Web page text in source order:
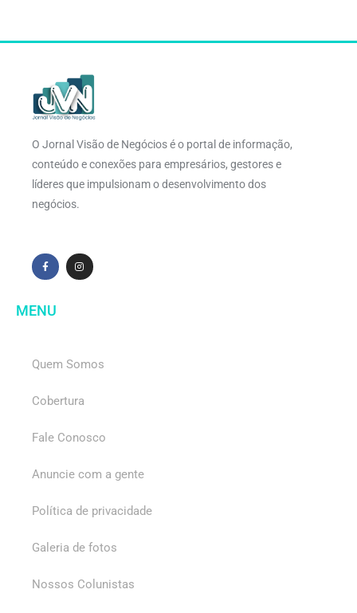
O Jornal Visão de Negócios é o portal de informação,
conteúdo e conexões para empresários, gestores e
líderes que impulsionam o desenvolvimento dos
negócios.
MENU
Quem Somos
Cobertura
Fale Conosco
Anuncie com a gente
Política de privacidade
Galeria de fotos
Nossos Colunistas